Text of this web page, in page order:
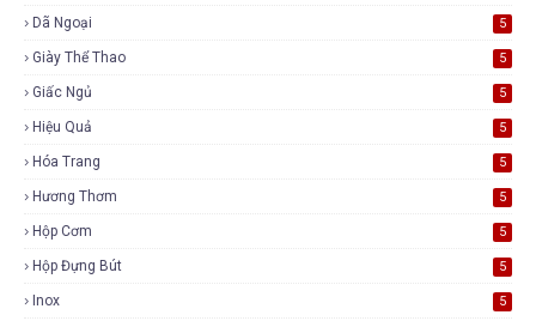
Dã Ngoại 5
Giày Thể Thao 5
Giấc Ngủ 5
Hiệu Quả 5
Hóa Trang 5
Hương Thơm 5
Hộp Cơm 5
Hộp Đựng Bút 5
Inox 5